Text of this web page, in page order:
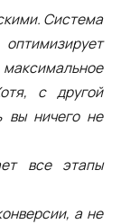
Система
с другой
вы ничего не
все этапы
а не